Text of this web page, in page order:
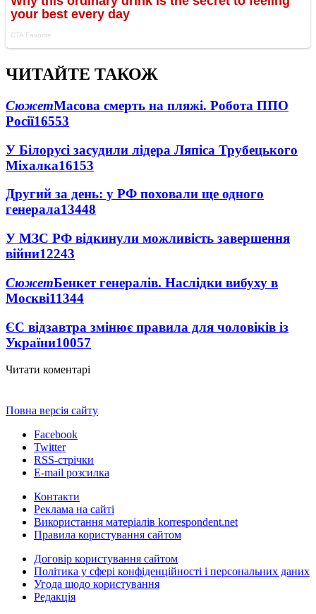
ЧИТАЙТЕ ТАКОЖ
СюжетМасова смерть на пляжі. Робота ППО
Росії16553
У Білорусі засудили лідера Ляпіса Трубецького
Міхалка16153
Другий за день: у РФ поховали ще одного
генерала13448
У МЗС РФ відкинули можливість завершення
війни12243
СюжетБенкет генералів. Наслідки вибуху в
Москві11344
ЄС відзавтра змінює правила для чоловіків із
України10057
Читати коментарі
Повна версія сайту
Facebook
Twitter
RSS-стрічки
E-mail розсилка
Контакти
Реклама на сайті
Використання матеріалів korrespondent.net
Правила користування сайтом
Договір користування сайтом
Політика у сфері конфіденційності і персональних даних
Угода щодо користування
Редакція